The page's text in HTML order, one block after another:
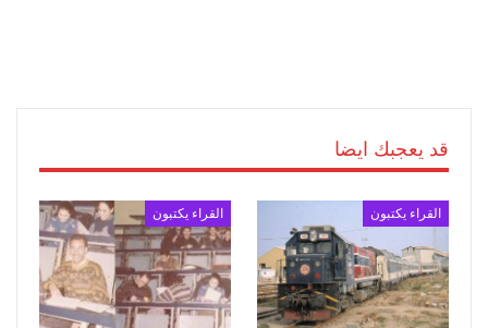
قد يعجبك ايضا
القراء يكتبون القراء يكتبون